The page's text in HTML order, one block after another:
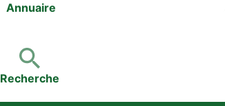
Annuaire
Recherche